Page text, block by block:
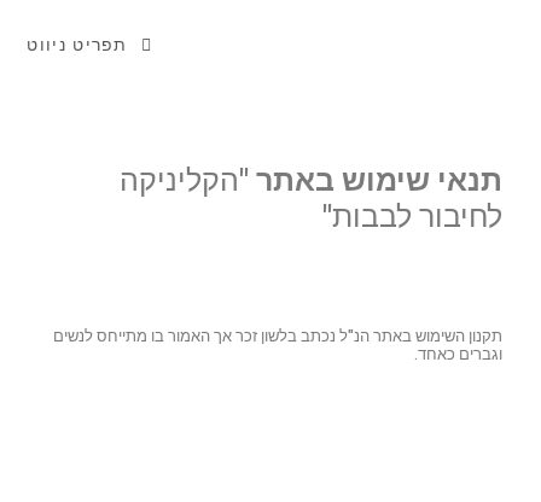
תפריט ניווט
תנאי שימוש באתר "הקליניקה
לחיבור לבבות"
תקנון השימוש באתר הנ"ל נכתב בלשון זכר אך האמור בו מתייחס לנשים
וגברים כאחד.